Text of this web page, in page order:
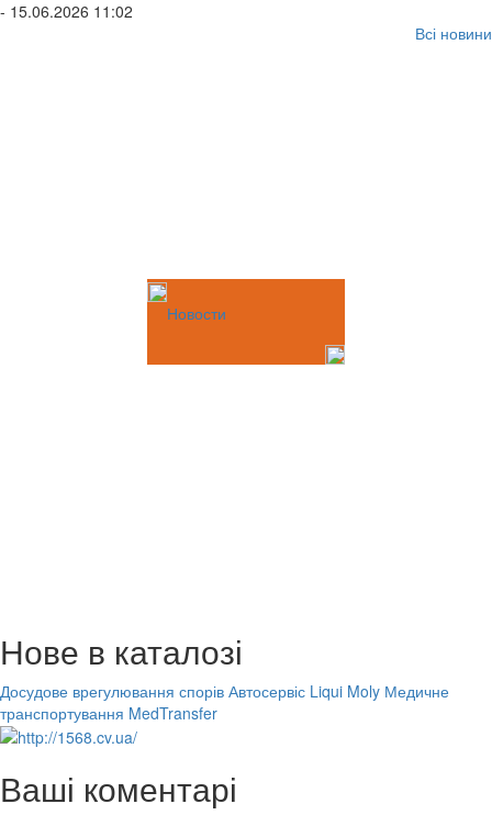
- 15.06.2026 11:02
Всі новини
Новости
Нове в каталозі
Досудове врегулювання спорів Автосервіс Liqui Moly Медичне
транспортування MedTransfer
Ваші коментарі